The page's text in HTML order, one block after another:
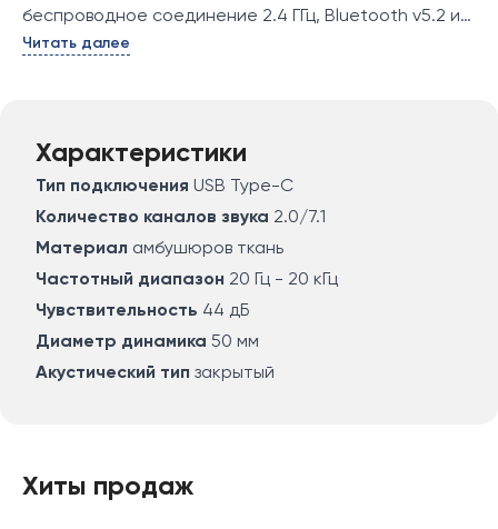
беспроводное соединение 2.4 ГГц, Bluetooth v5.2 и
проводное. Встроен Li-Ion аккумулятор с зарядкой
устройства составляет 20 Гц-20 кГц. Модель
оснащена технологией MOCI. Динамик 50 мм
Амбушюры сделаны из ткани. Вес устройства — 344
Читать далее
Характеристики
Тип подключения USB Type-C
Количество каналов звука 2.0/7.1
Материал амбушюров ткань
Частотный диапазон 20 Гц - 20 кГц
Чувствительность 44 дБ
Диаметр динамика 50 мм
Акустический тип закрытый
Хиты продаж